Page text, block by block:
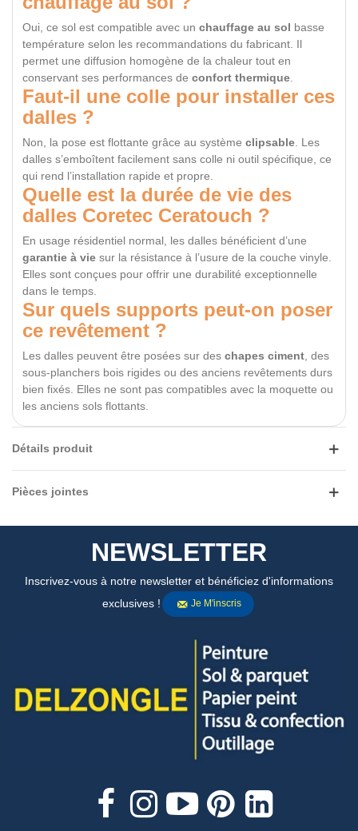
Oui, ce sol est compatible avec un chauffage au sol basse
température selon les recommandations du fabricant. Il
permet une diffusion homogène de la chaleur tout en
conservant ses performances de confort thermique.
Faut-il une colle pour installer ces
dalles ?
Non, la pose est flottante grâce au système clipsable. Les
dalles s’emboîtent facilement sans colle ni outil spécifique, ce
qui rend l’installation rapide et propre.
Quelle est la durée de vie des
dalles Coretec Ceratouch ?
En usage résidentiel normal, les dalles bénéficient d’une
garantie à vie sur la résistance à l’usure de la couche vinyle.
Elles sont conçues pour offrir une durabilité exceptionnelle
dans le temps.
Sur quels supports peut-on poser
ce revêtement ?
Les dalles peuvent être posées sur des chapes ciment, des
sous-planchers bois rigides ou des anciens revêtements durs
bien fixés. Elles ne sont pas compatibles avec la moquette ou
les anciens sols flottants.
Détails produit
Pièces jointes
NEWSLETTER
Inscrivez-vous à notre newsletter et bénéficiez d'informations
exclusives !
Je M'inscris